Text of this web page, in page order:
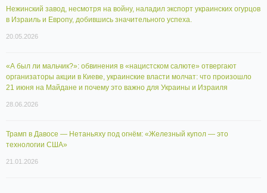
Нежинский завод, несмотря на войну, наладил экспорт украинских огурцов
в Израиль и Европу, добившись значительного успеха.
20.05.2026
«А был ли мальчик?»: обвинения в «нацистском салюте» отвергают
организаторы акции в Киеве, украинские власти молчат: что произошло
21 июня на Майдане и почему это важно для Украины и Израиля
28.06.2026
Трамп в Давосе — Нетаньяху под огнём: «Железный купол — это
технологии США»
21.01.2026